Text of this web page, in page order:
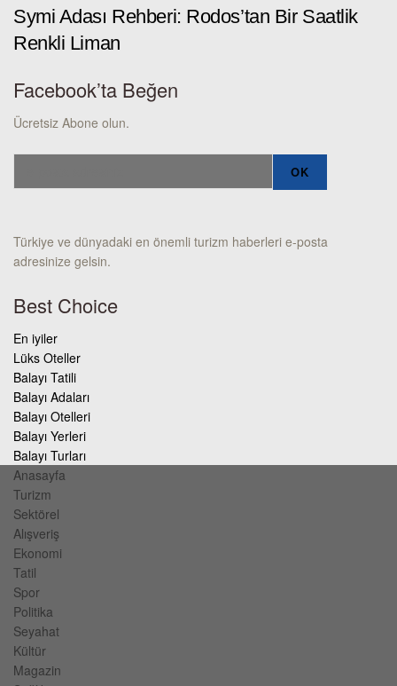
Symi Adası Rehberi: Rodos’tan Bir Saatlik
Renkli Liman
Facebook’ta Beğen
Ücretsiz Abone olun.
Türkiye ve dünyadaki en önemli turizm haberleri e-posta
adresinize gelsin.
Best Choice
En iyiler
Lüks Oteller
Balayı Tatili
Balayı Adaları
Balayı Otelleri
Balayı Yerleri
Balayı Turları
Anasayfa
Turizm
Sektörel
Alışveriş
Ekonomi
Tatil
Spor
Politika
Seyahat
Kültür
Magazin